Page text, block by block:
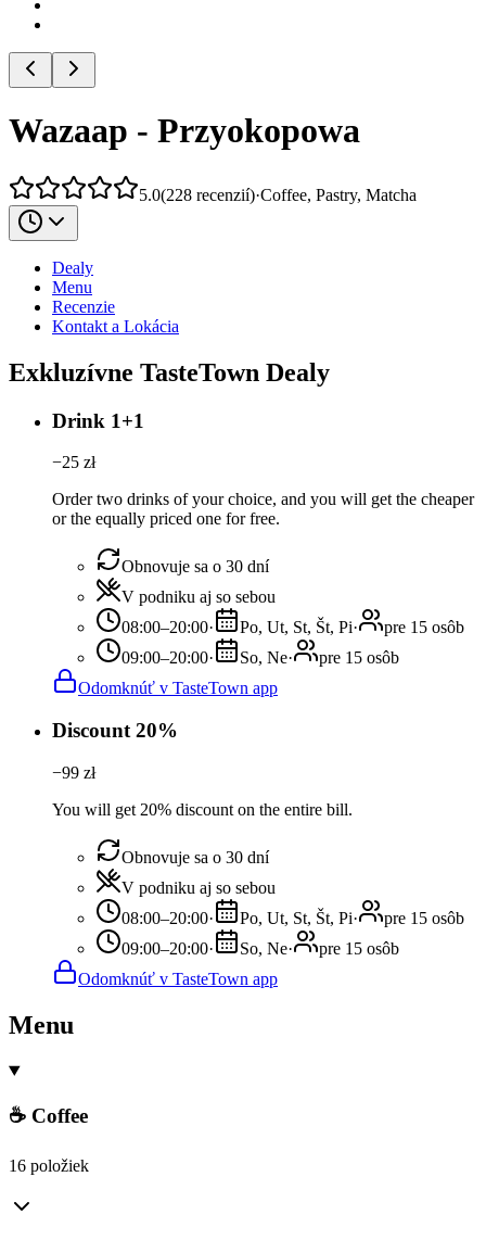
Wazaap - Przyokopowa
5.0(228 recenzií)·Coffee, Pastry, Matcha
Dealy
Menu
Recenzie
Kontakt a Lokácia
Exkluzívne TasteTown Dealy
Drink 1+1
−25 zł
Order two drinks of your choice, and you will get the cheaper
or the equally priced one for free.
Obnovuje sa o 30 dní
V podniku aj so sebou
08:00–20:00· Po, Ut, St, Št, Pi·
pre 15 osôb
09:00–20:00· So, Ne·
pre 15 osôb
Odomknúť v TasteTown app
Discount 20%
−99 zł
You will get 20% discount on the entire bill.
Obnovuje sa o 30 dní
V podniku aj so sebou
08:00–20:00· Po, Ut, St, Št, Pi·
pre 15 osôb
09:00–20:00· So, Ne·
pre 15 osôb
Odomknúť v TasteTown app
Menu
☕ Coffee
16 položiek